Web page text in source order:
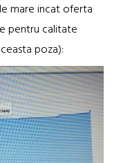
mare incat oferta
pentru calitate
poza):